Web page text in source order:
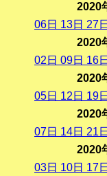
2020
06日 13日 27日
2020
02 日 09日 16日
2020
05日 12 日 19日
2020
07日 14日 21 日
2020
03日 10日 17日